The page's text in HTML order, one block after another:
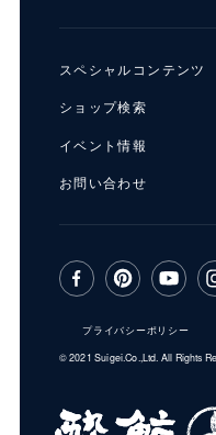
スペシャルコンテンツ
ショップ検索
イベント情報
お問い合わせ
プライバシーポリシー
© 2021 Suigei.Co.,Ltd. All Rights